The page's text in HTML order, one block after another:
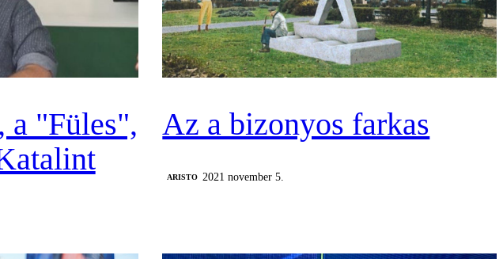
a "Füles",
Az a bizonyos farkas
ARISTO 2021 november 5.